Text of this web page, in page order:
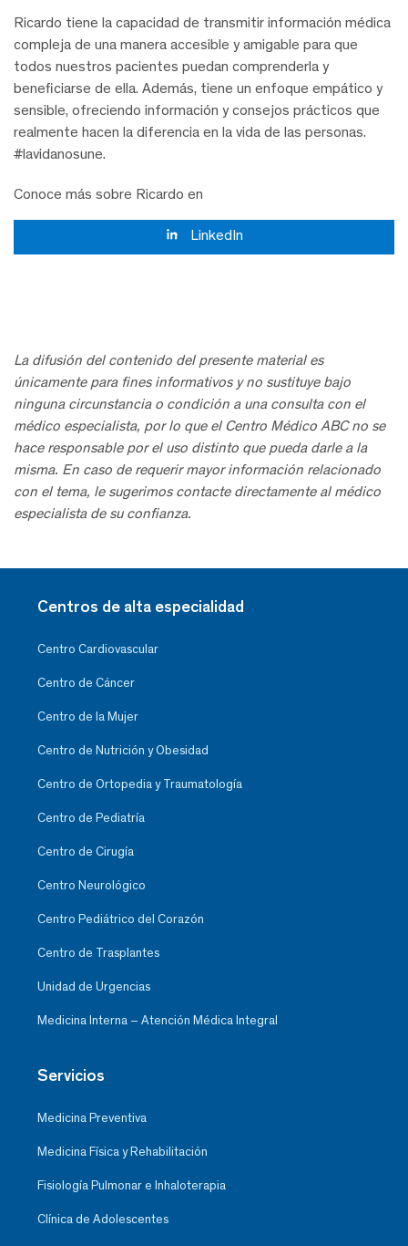
Ricardo tiene la capacidad de transmitir información médica
compleja de una manera accesible y amigable para que
todos nuestros pacientes puedan comprenderla y
beneficiarse de ella. Además, tiene un enfoque empático y
sensible, ofreciendo información y consejos prácticos que
realmente hacen la diferencia en la vida de las personas.
#lavidanosune.
Conoce más sobre Ricardo en
LinkedIn
La difusión del contenido del presente material es
únicamente para fines informativos y no sustituye bajo
ninguna circunstancia o condición a una consulta con el
médico especialista, por lo que el Centro Médico ABC no se
hace responsable por el uso distinto que pueda darle a la
misma. En caso de requerir mayor información relacionado
con el tema, le sugerimos contacte directamente al médico
especialista de su confianza.
Centros de alta especialidad
Centro Cardiovascular
Centro de Cáncer
Centro de la Mujer
Centro de Nutrición y Obesidad
Centro de Ortopedia y Traumatología
Centro de Pediatría
Centro de Cirugía
Centro Neurológico
Centro Pediátrico del Corazón
Centro de Trasplantes
Unidad de Urgencias
Medicina Interna – Atención Médica Integral
Servicios
Medicina Preventiva
Medicina Física y Rehabilitación
Fisiología Pulmonar e Inhaloterapia
Clínica de Adolescentes